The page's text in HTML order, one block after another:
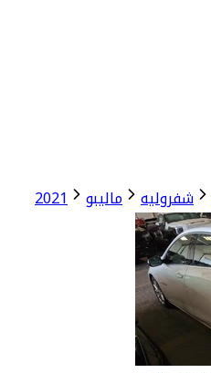
شفروليه ماليبو 2021